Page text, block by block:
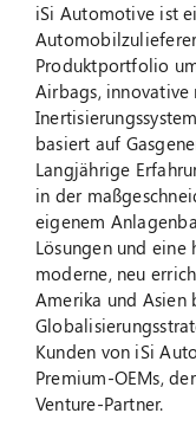
iSi Automotive ist
Produktportfolio
Airbags, innovative
basiert auf
Langjährige
in der
eigenem
Lösungen und
moderne, neu
Amerika und Asien
Kunden von iSi
Premium-OEMs,
Venture-Partner.